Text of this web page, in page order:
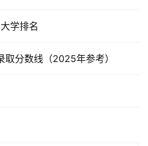
学排名
分数线（2025年参考）